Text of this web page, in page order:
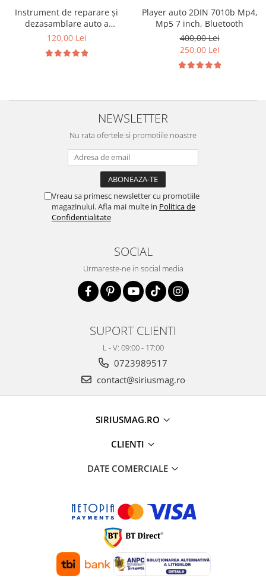
Instrument de reparare și
dezasamblare auto a
distribuitorului de unghi de
120,00 Lei
Player auto 2DIN 7010b Mp4,
Mp5 7 inch, Bluetooth
400,00 Lei
250,00 Lei
NEWSLETTER
Nu rata ofertele si promotiile noastre
Vreau sa primesc newsletter cu promotiile
magazinului. Afla mai multe in Politica de
Confidentialitate
SOCIAL
Urmareste-ne in social media
SUPORT CLIENTI
L - V: 09:00 - 17:00
0723989517
contact@siriusmag.ro
SIRIUSMAG.RO
CLIENTI
DATE COMERCIALE